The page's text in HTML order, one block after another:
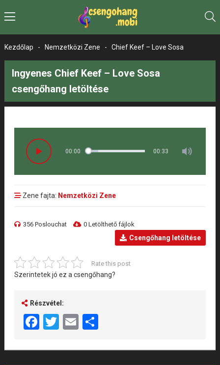
Kezdőlap - Nemzetközi Zene - Chief Keef – Love Sosa
Ingyenes Chief Keef – Love Sosa
csengőhang letöltése
00:00 00:33
Zene fajta: Nemzetközi Zene
356 Poslouchat 0 Letölthető fájlok
Csengőhang letöltése
Rate this post
Szerintetek jó ez a csengőhang?
Részvétel:
Facebook
Twitter
EmailShare